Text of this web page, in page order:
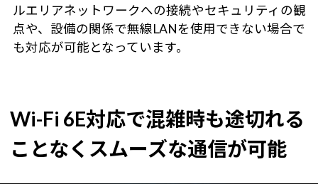
ルエリアネットワークへの接続やセキュリティの観
点や、設備の関係で無線LANを使用できない場合で
も対応が可能となっています。
Wi-Fi 6E対応で混雑時も途切れる
ことなくスムーズな通信が可能